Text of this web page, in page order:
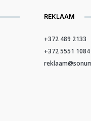
REKLAAM
+372 489 2133
+372 5551 1084